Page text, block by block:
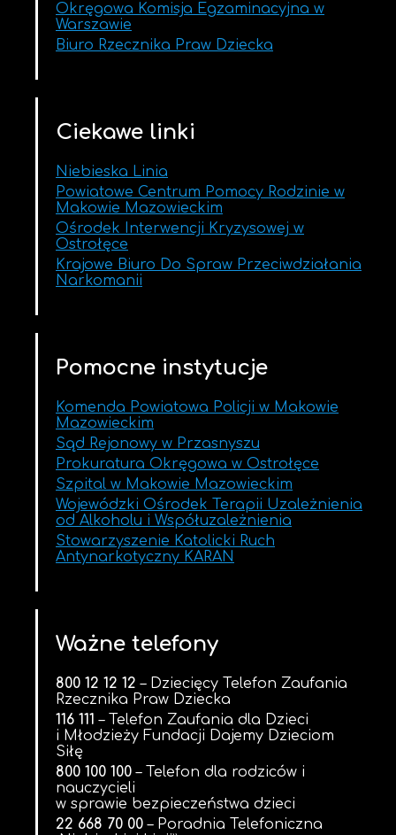
Okręgowa Komisja Egzaminacyjna w
Warszawie
Biuro Rzecznika Praw Dziecka
Ciekawe linki
Niebieska Linia
Powiatowe Centrum Pomocy Rodzinie w
Makowie Mazowieckim
Ośrodek Interwencji Kryzysowej w
Ostrołęce
Krajowe Biuro Do Spraw Przeciwdziałania
Narkomanii
Pomocne instytucje
Komenda Powiatowa Policji w Makowie
Mazowieckim
Sąd Rejonowy w Przasnyszu
Prokuratura Okręgowa w Ostrołęce
Szpital w Makowie Mazowieckim
Wojewódzki Ośrodek Terapii Uzależnienia
od Alkoholu i Współuzależnienia
Stowarzyszenie Katolicki Ruch
Antynarkotyczny KARAN
Ważne telefony
800 12 12 12 – Dziecięcy Telefon Zaufania
Rzecznika Praw Dziecka
116 111– Telefon Zaufania dla Dzieci
i Młodzieży Fundacji Dajemy Dzieciom
Siłę
800 100 100 – Telefon dla rodziców i
nauczycieli
w sprawie bezpieczeństwa dzieci
22 668 70 00 – Poradnia Telefoniczna